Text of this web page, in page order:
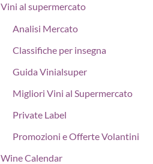
Vini al supermercato
Analisi Mercato
Classifiche per insegna
Guida Vinialsuper
Migliori Vini al Supermercato
Private Label
Promozioni e Offerte Volantini
Wine Calendar